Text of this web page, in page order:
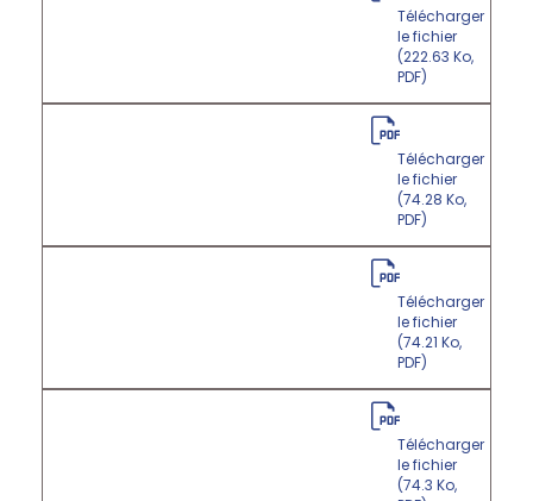
Télécharger
le fichier
(222.63 Ko,
PDF)
Télécharger
le fichier
(74.28 Ko,
PDF)
Télécharger
le fichier
(74.21 Ko,
PDF)
Télécharger
le fichier
(74.3 Ko,